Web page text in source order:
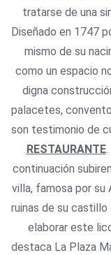
tratarse de una
Diseñado en 1747
mismo de su
como un espacio
digna
palacetes,
son testimonio de
RESTAURANTE.
continuación
villa, famosa por su
ruinas de su
elaborar este
destaca La Plaza